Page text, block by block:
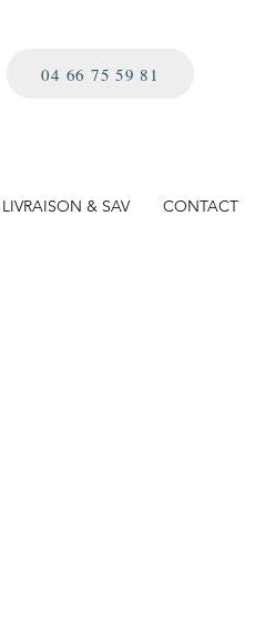
04 66 75 59 81
LIVRAISON & SAV CONTACT